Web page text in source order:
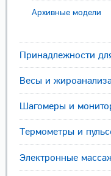
Архивные модели
Принадлежности
Весы и
Шагомеры и
Термометры и
Электронные